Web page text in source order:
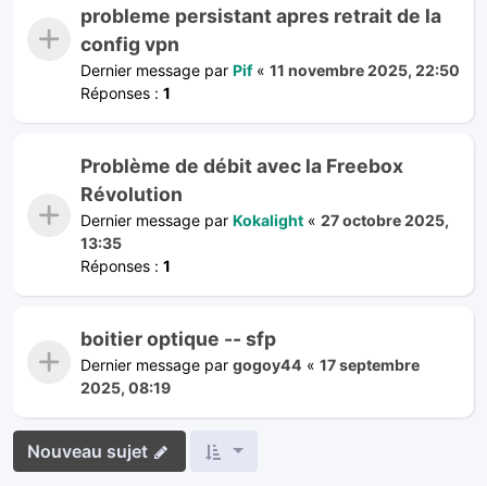
probleme persistant apres retrait de la
config vpn
Dernier message par Pif« 11 novembre 2025, 22:50
Réponses : 1
Problème de débit avec la Freebox
Révolution
Dernier message par Kokalight « 27 octobre 2025,
13:35
Réponses : 1
boitier optique -- sfp
Dernier message par gogoy44 « 17 septembre
2025, 08:19
Nouveau sujet